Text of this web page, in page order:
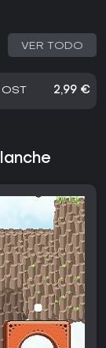
VER TODO
2,99 €